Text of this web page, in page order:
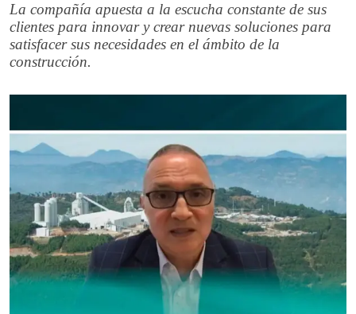
La compañía apuesta a la escucha constante de sus
clientes para innovar y crear nuevas soluciones para
satisfacer sus necesidades en el ámbito de la
construcción.